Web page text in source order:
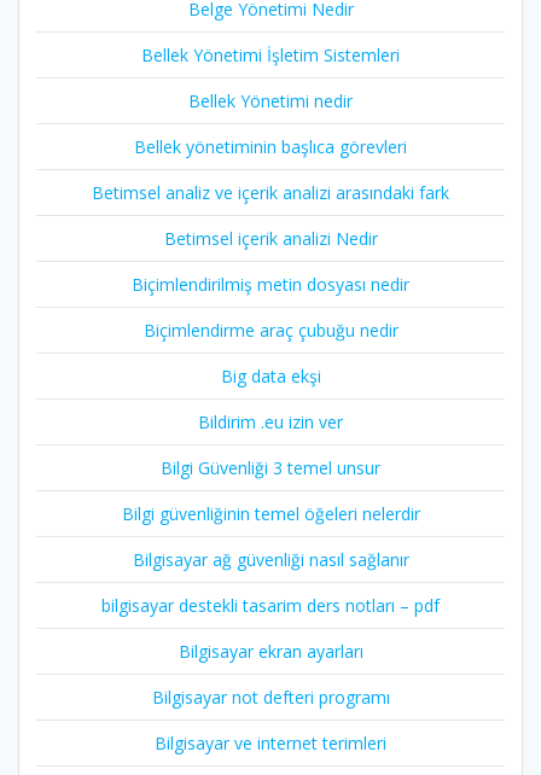
Belge Yönetimi Nedir
Bellek Yönetimi İşletim Sistemleri
Bellek Yönetimi nedir
Bellek yönetiminin başlıca görevleri
Betimsel analiz ve içerik analizi arasındaki fark
Betimsel içerik analizi Nedir
Biçimlendirilmiş metin dosyası nedir
Biçimlendirme araç çubuğu nedir
Big data ekşi
Bildirim .eu izin ver
Bilgi Güvenliği 3 temel unsur
Bilgi güvenliğinin temel öğeleri nelerdir
Bilgisayar ağ güvenliği nasıl sağlanır
bilgisayar destekli tasarim ders notları – pdf
Bilgisayar ekran ayarları
Bilgisayar not defteri programı
Bilgisayar ve internet terimleri